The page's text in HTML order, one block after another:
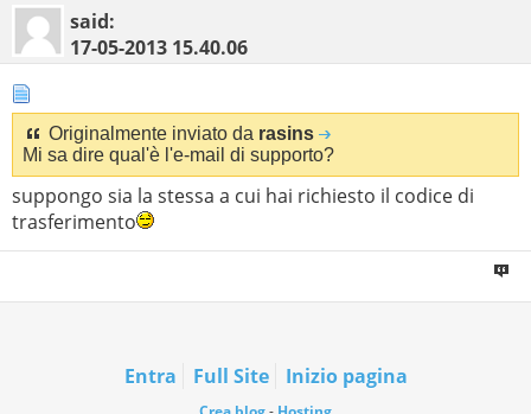
said:
17-05-2013 15.40.06
Originalmente inviato da rasins
Mi sa dire qual'è l'e-mail di supporto?
suppongo sia la stessa a cui hai richiesto il codice di
trasferimento
Entra Full Site Inizio pagina